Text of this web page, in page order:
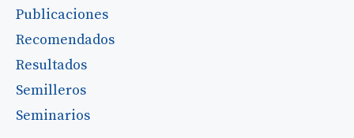
Publicaciones
Recomendados
Resultados
Semilleros
Seminarios